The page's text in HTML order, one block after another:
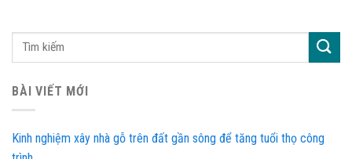
BÀI VIẾT MỚI
Kinh nghiệm xây nhà gỗ trên đất gần sông để tăng tuổi thọ công